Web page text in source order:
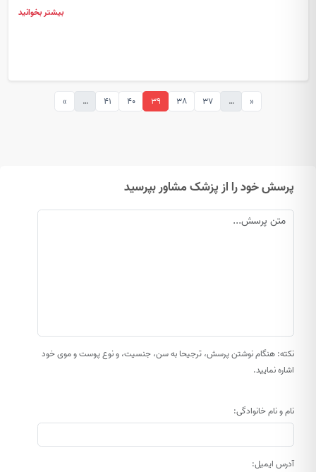
بیشتر بخوانید
«
…
37
38
39
40
41
…
»
پرسش خود را از پزشک مشاور بپرسید
نکته: هنگام نوشتن پرسش، ترجیحا به سن، جنسیت، و نوع پوست و موی خود
اشاره نمایید.
نام و نام خانوادگی:
آدرس ایمیل: